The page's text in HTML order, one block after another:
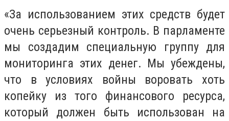
«За использованием этих средств будет
очень серьезный контроль. В парламенте
мы создадим специальную группу для
мониторинга этих денег. Мы убеждены,
что в условиях войны воровать хоть
копейку из того финансового ресурса,
который должен быть использован на